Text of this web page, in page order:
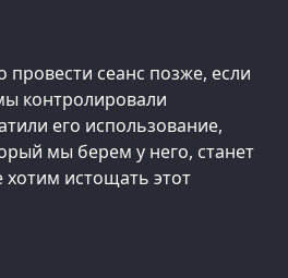
провести сеанс позже, если
контролировали
его использование,
мы берем у него, станет
истощать этот